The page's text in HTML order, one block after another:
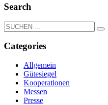
Search
Categories
Allgemein
Gütesiegel
Kooperationen
Messen
Presse